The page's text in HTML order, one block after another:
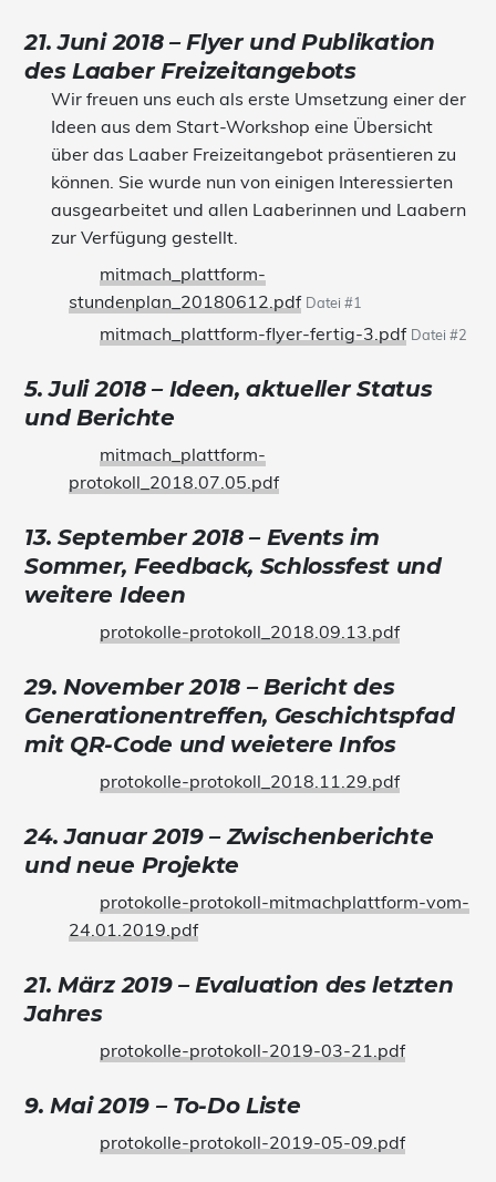
21. Juni 2018 – Flyer und Publikation
des Laaber Freizeitangebots
Wir freuen uns euch als erste Umsetzung einer der
Ideen aus dem Start-Workshop eine Übersicht
über das Laaber Freizeitangebot präsentieren zu
können. Sie wurde nun von einigen Interessierten
ausgearbeitet und allen Laaberinnen und Laabern
zur Verfügung gestellt.
mitmach_plattform-
stundenplan_20180612.pdf Datei #1
mitmach_plattform-flyer-fertig-3.pdf Datei #2
5. Juli 2018 – Ideen, aktueller Status
und Berichte
mitmach_plattform-
protokoll_2018.07.05.pdf
13. September 2018 – Events im
Sommer, Feedback, Schlossfest und
weitere Ideen
protokolle-protokoll_2018.09.13.pdf
29. November 2018 – Bericht des
Generationentreffen, Geschichtspfad
mit QR-Code und weietere Infos
protokolle-protokoll_2018.11.29.pdf
24. Januar 2019 – Zwischenberichte
und neue Projekte
protokolle-protokoll-mitmachplattform-vom-
24.01.2019.pdf
21. März 2019 – Evaluation des letzten
Jahres
protokolle-protokoll-2019-03-21.pdf
9. Mai 2019 – To-Do Liste
protokolle-protokoll-2019-05-09.pdf